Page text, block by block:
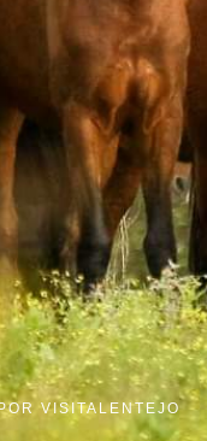
VISITALENTEJO